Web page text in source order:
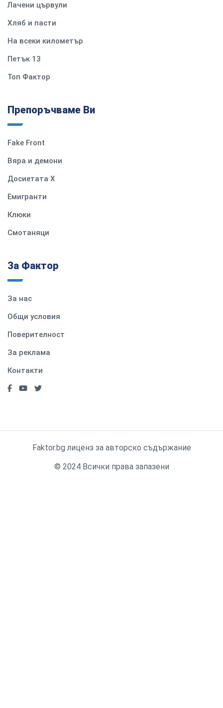
Лачени цървули
Хляб и пасти
На всеки километър
Петък 13
Топ Фактор
Препоръчваме Ви
Fake Front
Вяра и демони
Досиетата Х
Емигранти
Клюки
Смотаняци
За Фактор
За нас
Общи условия
Поверителност
За реклама
Контакти
Faktor.bg лиценз за авторско съдържание
© 2024 Всички права запазени